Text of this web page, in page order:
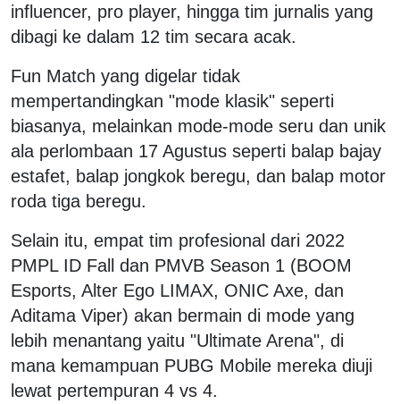
influencer, pro player, hingga tim jurnalis yang
dibagi ke dalam 12 tim secara acak.
Fun Match yang digelar tidak
mempertandingkan "mode klasik" seperti
biasanya, melainkan mode-mode seru dan unik
ala perlombaan 17 Agustus seperti balap bajay
estafet, balap jongkok beregu, dan balap motor
roda tiga beregu.
Selain itu, empat tim profesional dari 2022
PMPL ID Fall dan PMVB Season 1 (BOOM
Esports, Alter Ego LIMAX, ONIC Axe, dan
Aditama Viper) akan bermain di mode yang
lebih menantang yaitu "Ultimate Arena", di
mana kemampuan PUBG Mobile mereka diuji
lewat pertempuran 4 vs 4.